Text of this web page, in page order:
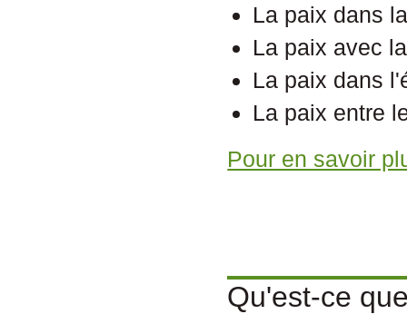
La paix dans
La paix avec
La paix dans
La paix entre
Pour en savoir
Qu'est-ce